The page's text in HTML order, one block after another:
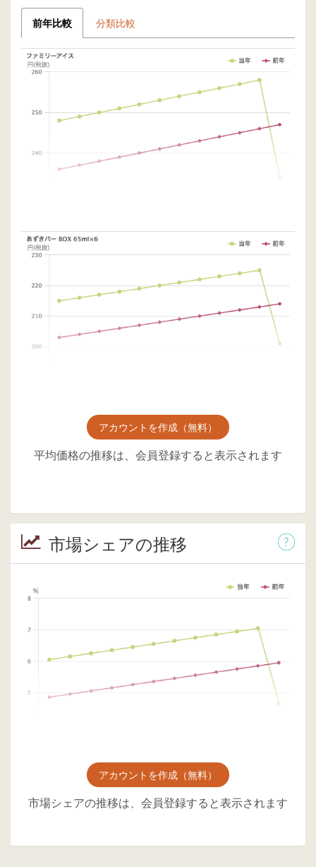
前年比較 分類比較
アカウントを作成（無料）
平均価格の推移は、会員登録すると表示されます
市場シェアの推移
アカウントを作成（無料）
市場シェアの推移は、会員登録すると表示されます